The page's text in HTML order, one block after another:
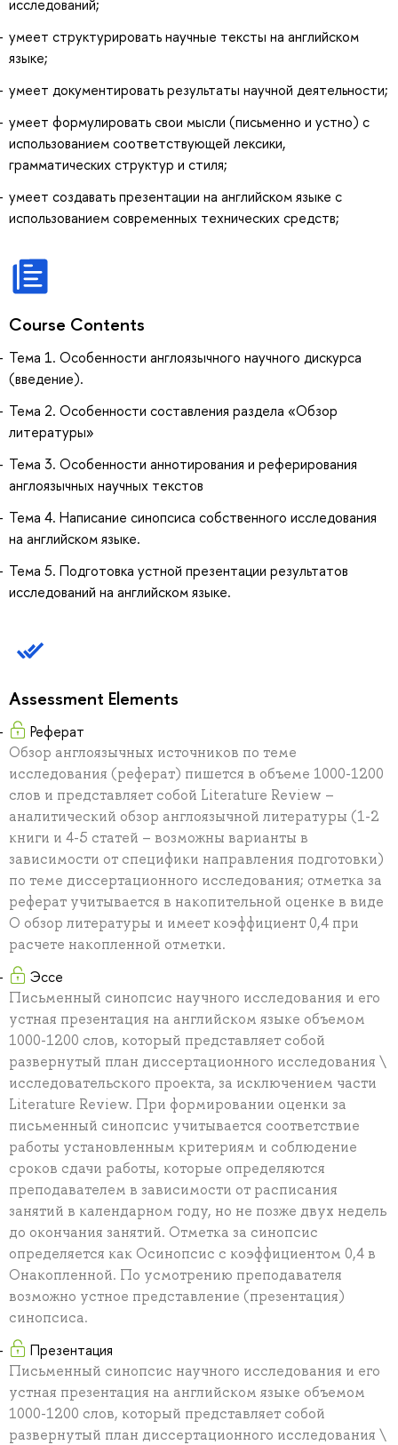
исследований;
умеет структурировать научные тексты на английском
языке;
умеет документировать результаты научной деятельности;
умеет формулировать свои мысли (письменно и устно) с
использованием соответствующей лексики,
грамматических структур и стиля;
умеет создавать презентации на английском языке с
использованием современных технических средств;
Course Contents
Тема 1. Особенности англоязычного научного дискурса
(введение).
Тема 2. Особенности составления раздела «Обзор
литературы»
Тема 3. Особенности аннотирования и реферирования
англоязычных научных текстов
Тема 4. Написание синопсиса собственного исследования
на английском языке.
Тема 5. Подготовка устной презентации результатов
исследований на английском языке.
Assessment Elements
Реферат
Обзор англоязычных источников по теме
исследования (реферат) пишется в объеме 1000-1200
слов и представляет собой Literature Review –
аналитический обзор англоязычной литературы (1-2
книги и 4-5 статей – возможны варианты в
зависимости от специфики направления подготовки)
по теме диссертационного исследования; отметка за
реферат учитывается в накопительной оценке в виде
О обзор литературы и имеет коэффициент 0,4 при
расчете накопленной отметки.
Эссе
Письменный синопсис научного исследования и его
устная презентация на английском языке объемом
1000-1200 слов, который представляет собой
развернутый план диссертационного исследования \
исследовательского проекта, за исключением части
Literature Review. При формировании оценки за
письменный синопсис учитывается соответствие
работы установленным критериям и соблюдение
сроков сдачи работы, которые определяются
преподавателем в зависимости от расписания
занятий в календарном году, но не позже двух недель
до окончания занятий. Отметка за синопсис
определяется как Осинопсис с коэффициентом 0,4 в
Онакопленной. По усмотрению преподавателя
возможно устное представление (презентация)
синопсиса.
Презентация
Письменный синопсис научного исследования и его
устная презентация на английском языке объемом
1000-1200 слов, который представляет собой
развернутый план диссертационного исследования \